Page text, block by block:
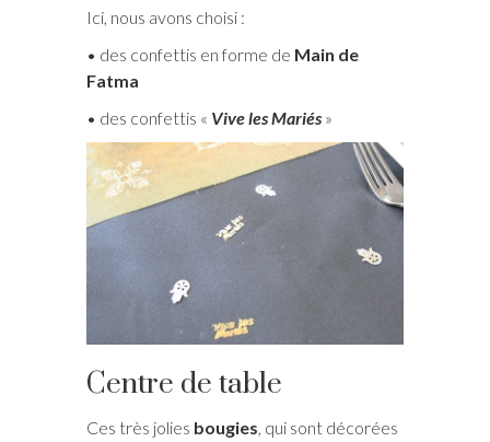
Ici, nous avons choisi :
• des confettis en forme de Main de
Fatma
• des confettis « Vive les Mariés »
Centre de table
Ces très jolies bougies, qui sont décorées